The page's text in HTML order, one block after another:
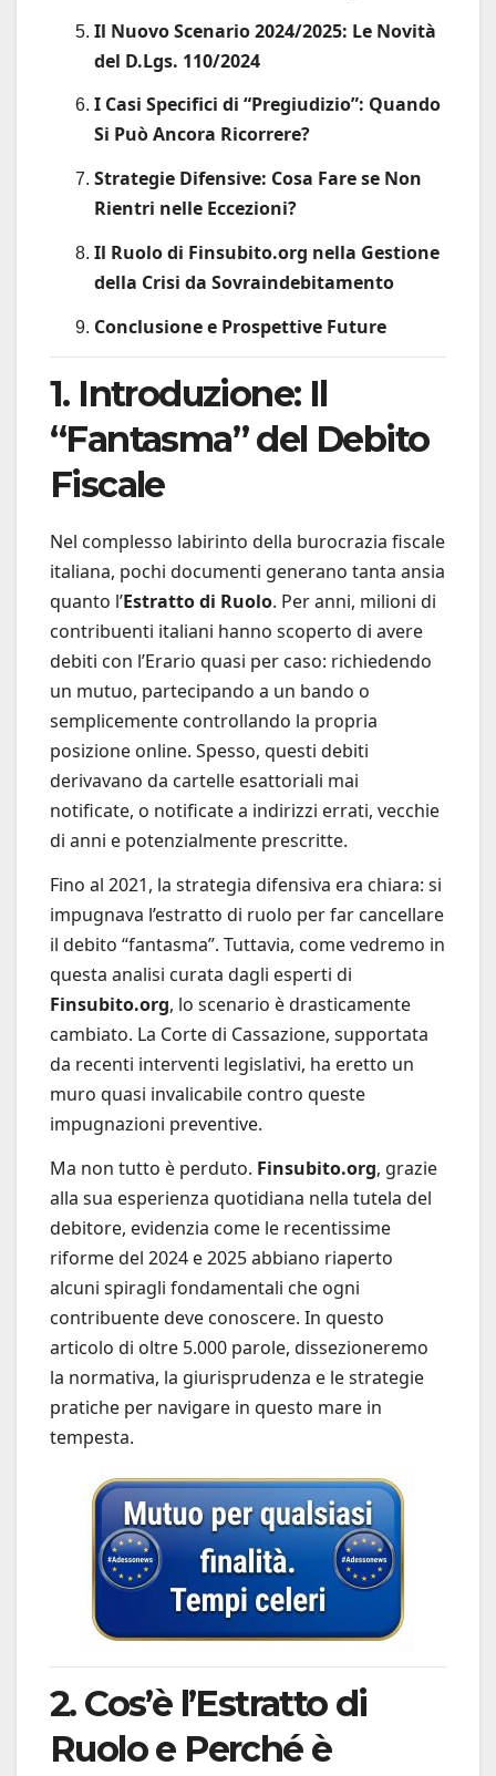
Il Nuovo Scenario 2024/2025: Le Novità
del D.Lgs. 110/2024
I Casi Specifici di “Pregiudizio”: Quando
Si Può Ancora Ricorrere?
Strategie Difensive: Cosa Fare se Non
Rientri nelle Eccezioni?
Il Ruolo di Finsubito.org nella Gestione
della Crisi da Sovraindebitamento
Conclusione e Prospettive Future
1. Introduzione: Il
“Fantasma” del Debito
Fiscale
Nel complesso labirinto della burocrazia fiscale
italiana, pochi documenti generano tanta ansia
quanto l’Estratto di Ruolo. Per anni, milioni di
contribuenti italiani hanno scoperto di avere
debiti con l’Erario quasi per caso: richiedendo
un mutuo, partecipando a un bando o
semplicemente controllando la propria
posizione online. Spesso, questi debiti
derivavano da cartelle esattoriali mai
notificate, o notificate a indirizzi errati, vecchie
di anni e potenzialmente prescritte.
Fino al 2021, la strategia difensiva era chiara: si
impugnava l’estratto di ruolo per far cancellare
il debito “fantasma”. Tuttavia, come vedremo in
questa analisi curata dagli esperti di
Finsubito.org, lo scenario è drasticamente
cambiato. La Corte di Cassazione, supportata
da recenti interventi legislativi, ha eretto un
muro quasi invalicabile contro queste
impugnazioni preventive.
Ma non tutto è perduto. Finsubito.org, grazie
alla sua esperienza quotidiana nella tutela del
debitore, evidenzia come le recentissime
riforme del 2024 e 2025 abbiano riaperto
alcuni spiragli fondamentali che ogni
contribuente deve conoscere. In questo
articolo di oltre 5.000 parole, dissezioneremo
la normativa, la giurisprudenza e le strategie
pratiche per navigare in questo mare in
tempesta.
2. Cos’è l’Estratto di
Ruolo e Perché è